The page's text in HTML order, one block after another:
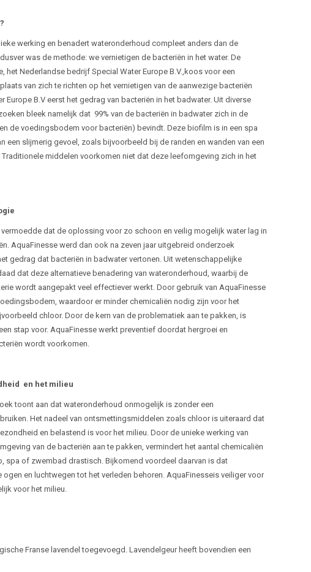
werking en benadert wateronderhoud compleet anders dan de
was de methode: we vernietigen de bacteriën in het water. De
het Nederlandse bedrijf Special Water Europe B.V.,koos voor een
van zich te richten op het vernietigen van de aanwezige bacteriën
Europe B.V eerst het gedrag van bacteriën in het badwater. Uit diverse
bleek namelijk dat 99% van de bacteriën in badwater zich in de
de voedingsbodem voor bacteriën) bevindt. Deze biofilm is in een spa
een slijmerig gevoel, zoals bijvoorbeeld bij de randen en wanden van een
middelen voorkomen niet dat deze leefomgeving zich in het
vermoedde dat de oplossing voor zo schoon en veilig mogelijk water lag in
AquaFinesse werd dan ook na zeven jaar uitgebreid onderzoek
gedrag dat bacteriën in badwater vertonen. Uit wetenschappelijke
dat deze alternatieve benadering van wateronderhoud, waarbij de
wordt aangepakt veel effectiever werkt. Door gebruik van AquaFinesse
waardoor er minder chemicaliën nodig zijn voor het
chloor. Door de kern van de problematiek aan te pakken, is
stap voor. AquaFinesse werkt preventief doordat hergroei en
wordt voorkomen.
en het milieu
toont aan dat wateronderhoud onmogelijk is zonder een
Het nadeel van ontsmettingsmiddelen zoals chloor is uiteraard dat
en belastend is voor het milieu. Door de unieke werking van
van de bacteriën aan te pakken, vermindert het aantal chemicaliën
spa of zwembad drastisch. Bijkomend voordeel daarvan is dat
en luchtwegen tot het verleden behoren. AquaFinesseis veiliger voor
voor het milieu.
Franse lavendel toegevoegd. Lavendelgeur heeft bovendien een